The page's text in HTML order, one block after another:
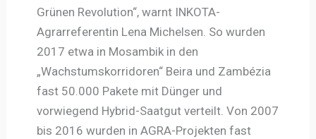
Grünen Revolution“, warnt INKOTA-
Agrarreferentin Lena Michelsen. So wurden
2017 etwa in Mosambik in den
„Wachstumskorridoren“ Beira und Zambézia
fast 50.000 Pakete mit Dünger und
vorwiegend Hybrid-Saatgut verteilt. Von 2007
bis 2016 wurden in AGRA-Projekten fast